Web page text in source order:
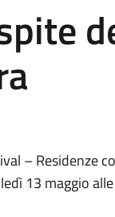
– Residenze
13 maggio